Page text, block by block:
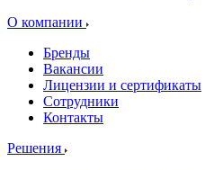
О компании
Бренды
Вакансии
Лицензии и сертификаты
Сотрудники
Контакты
Решения